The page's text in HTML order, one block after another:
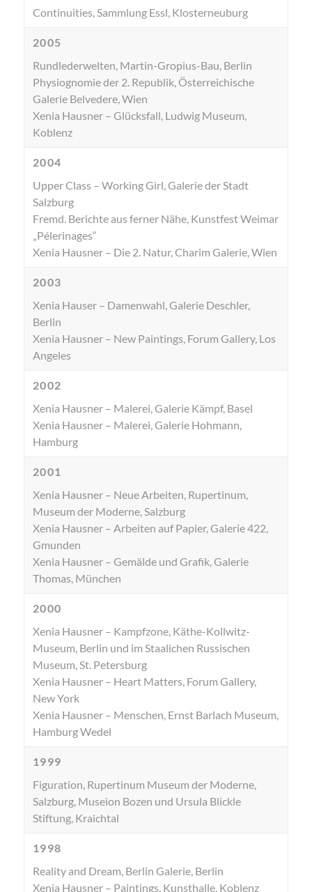
Continuities, Sammlung Essl, Klosterneuburg
2005
Rundlederwelten, Martin-Gropius-Bau, Berlin
Physiognomie der 2. Republik, Österreichische
Galerie Belvedere, Wien
Xenia Hausner – Glücksfall, Ludwig Museum,
Koblenz
2004
Upper Class – Working Girl, Galerie der Stadt
Salzburg
Fremd. Berichte aus ferner Nähe, Kunstfest Weimar
„Pélerinages“
Xenia Hausner – Die 2. Natur, Charim Galerie, Wien
2003
Xenia Hauser – Damenwahl, Galerie Deschler,
Berlin
Xenia Hausner – New Paintings, Forum Gallery, Los
Angeles
2002
Xenia Hausner – Malerei, Galerie Kämpf, Basel
Xenia Hausner – Malerei, Galerie Hohmann,
Hamburg
2001
Xenia Hausner – Neue Arbeiten, Rupertinum,
Museum der Moderne, Salzburg
Xenia Hausner – Arbeiten auf Papier, Galerie 422,
Gmunden
Xenia Hausner – Gemälde und Grafik, Galerie
Thomas, München
2000
Xenia Hausner – Kampfzone, Käthe-Kollwitz-
Museum, Berlin und im Staalichen Russischen
Museum, St. Petersburg
Xenia Hausner – Heart Matters, Forum Gallery,
New York
Xenia Hausner – Menschen, Ernst Barlach Museum,
Hamburg Wedel
1999
Figuration, Rupertinum Museum der Moderne,
Salzburg, Museion Bozen und Ursula Blickle
Stiftung, Kraichtal
1998
Reality and Dream, Berlin Galerie, Berlin
Xenia Hausner – Paintings, Kunsthalle, Koblenz